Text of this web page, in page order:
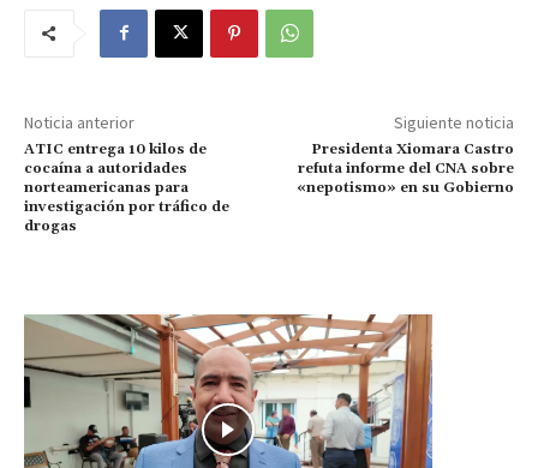
Noticia anterior
ATIC entrega 10 kilos de
cocaína a autoridades
norteamericanas para
investigación por tráfico de
drogas
Siguiente noticia
Presidenta Xiomara Castro
refuta informe del CNA sobre
«nepotismo» en su Gobierno